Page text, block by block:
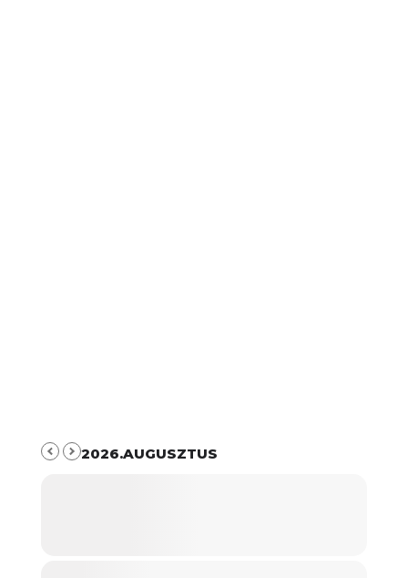
2026.AUGUSZTUS